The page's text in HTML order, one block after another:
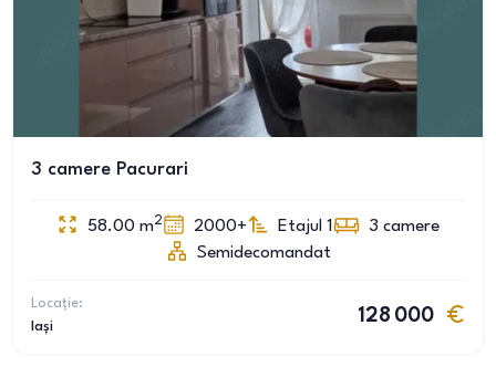
3 camere Pacurari
58.00 m2 2000+ Etajul 1 3 camere
Semidecomandat
Locație:
Iași
128 000